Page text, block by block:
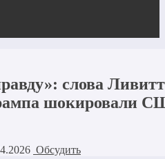
слова
шокировали
Обсудить